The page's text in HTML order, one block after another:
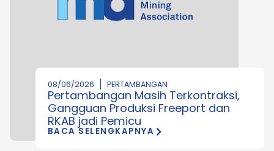
08/06/2026 PERTAMBANGAN
Pertambangan Masih Terkontraksi,
Gangguan Produksi Freeport dan
RKAB jadi Pemicu
BACA SELENGKAPNYA